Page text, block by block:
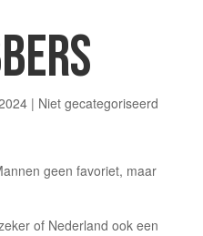
| Niet gecategoriseerd
of Nederland ook een